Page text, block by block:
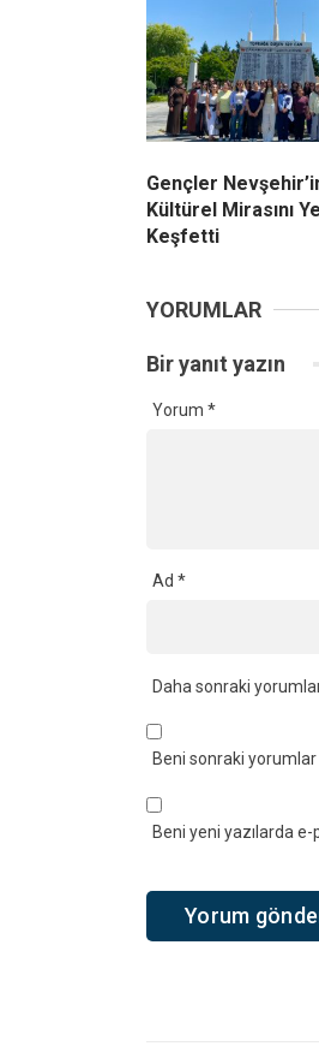
Gençler
Kültürel Mirasını
Keşfetti
YORUMLAR
Bir yanıt yazın
Yorum *
Ad *
Daha sonraki
Beni sonraki
Beni yeni yazılarda